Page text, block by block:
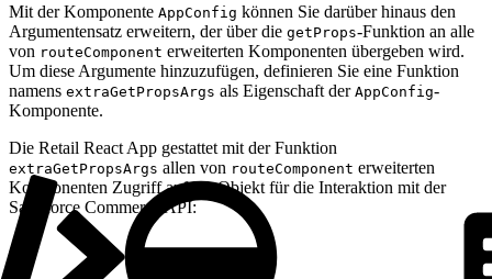
Mit der Komponente AppConfig können Sie darüber hinaus den
Argumentensatz erweitern, der über die getProps-Funktion an alle
von routeComponent erweiterten Komponenten übergeben wird.
Um diese Argumente hinzuzufügen, definieren Sie eine Funktion
namens extraGetPropsArgs als Eigenschaft der AppConfig-
Komponente.
Die Retail React App gestattet mit der Funktion
extraGetPropsArgs allen von routeComponent erweiterten
Komponenten Zugriff auf ein Objekt für die Interaktion mit der
Salesforce Commerce API: